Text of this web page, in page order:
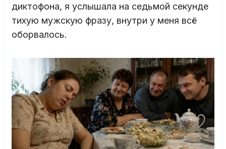
диктофона, я услышала на седьмой секунде
тихую мужскую фразу, внутри у меня всё
оборвалось.